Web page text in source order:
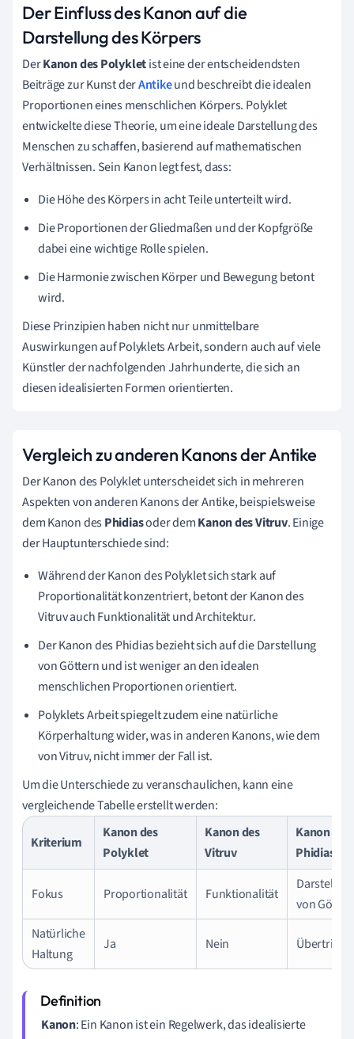
Der Einfluss des Kanon auf die
Darstellung des Körpers
DerKanon des Polykletist eine der entscheidendsten
Beiträge zur Kunst derAntikeund beschreibt die idealen
Proportionen eines menschlichen Körpers. Polyklet
entwickelte diese Theorie, um eine ideale Darstellung des
Menschen zu schaffen, basierend auf mathematischen
Verhältnissen. Sein Kanon legt fest, dass:
Die Höhe des Körpers in acht Teile unterteilt wird.
Die Proportionen der Gliedmaßen und der Kopfgröße
dabei eine wichtige Rolle spielen.
Die Harmonie zwischen Körper und Bewegung betont
wird.
Diese Prinzipien haben nicht nur unmittelbare
Auswirkungen auf Polyklets Arbeit, sondern auch auf viele
Künstler der nachfolgenden Jahrhunderte, die sich an
diesen idealisierten Formen orientierten.
Vergleich zu anderen Kanons der Antike
Der Kanon des Polyklet unterscheidet sich in mehreren
Aspekten von anderen Kanons der Antike, beispielsweise
dem Kanon desPhidiasoder demKanon des Vitruv. Einige
der Hauptunterschiede sind:
Während der Kanon des Polyklet sich stark auf
Proportionalität konzentriert, betont der Kanon des
Vitruv auch Funktionalität und Architektur.
Der Kanon des Phidias bezieht sich auf die Darstellung
von Göttern und ist weniger an den idealen
menschlichen Proportionen orientiert.
Polyklets Arbeit spiegelt zudem eine natürliche
Körperhaltung wider, was in anderen Kanons, wie dem
von Vitruv, nicht immer der Fall ist.
Um die Unterschiede zu veranschaulichen, kann eine
vergleichende Tabelle erstellt werden:
Kriterium
Kanon des
Polyklet
Kanon des
Vitruv
Kanon des
Phidias
Fokus Proportionalität Funktionalität
von
Natürliche
Haltung
Ja Nein
Kanon: Ein Kanon ist ein Regelwerk, das idealisierte